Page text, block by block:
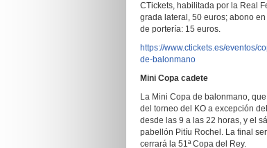
CTickets, habilitada por la Real
grada lateral, 50 euros; abono
de portería: 15 euros.
https://www.ctickets.es/eventos/
de-balonmano
Mini Copa cadete
La Mini Copa de balonmano,
del torneo del KO a excepción
desde las 9 a las 22 horas, y el
pabellón Pitíu Rochel. La final
cerrará la 51ª Copa del Rey.